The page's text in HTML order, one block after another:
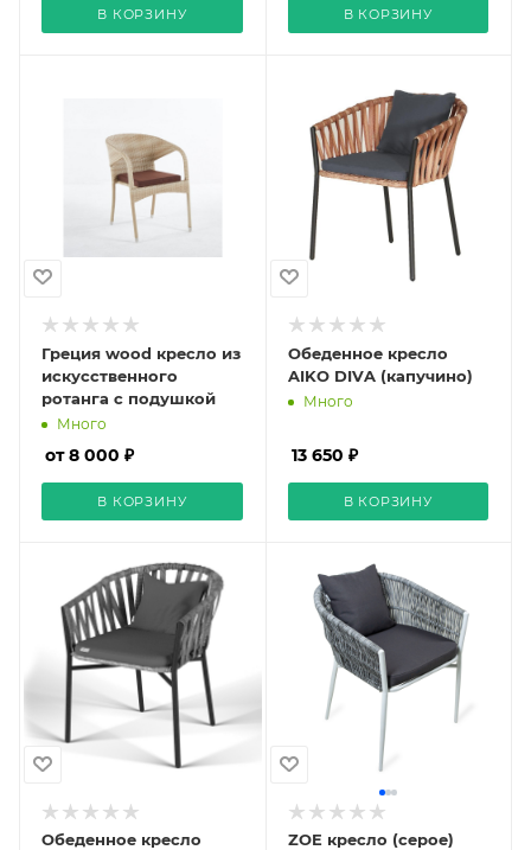
В КОРЗИНУ В КОРЗИНУ
Греция wood кресло из
искусственного
ротанга с подушкой
Много
от 8 000 ₽
В КОРЗИНУ
Обеденное кресло
AIKO DIVA (капучино)
Много
13 650 ₽
В КОРЗИНУ
Обеденное кресло
ZOE кресло (серое)